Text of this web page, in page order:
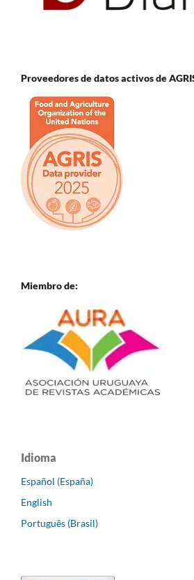
Proveedores de datos activos de
Miembro de:
Idioma
Español (España)
English
Português (Brasil)